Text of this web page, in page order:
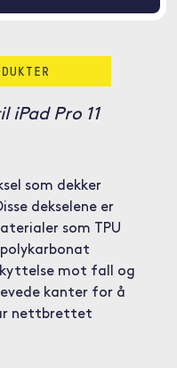
iPad Pro 11
som dekker
dekselene er
som TPU
mot fall og
kanter for å
nettbrettet